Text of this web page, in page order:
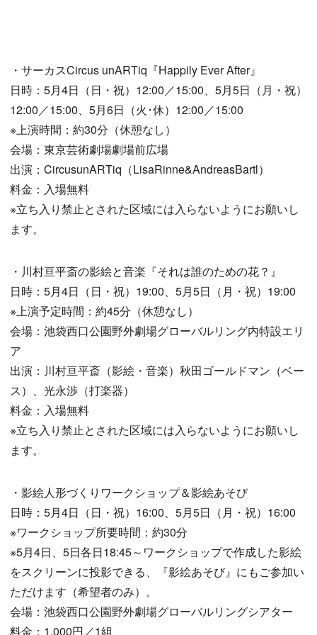
・サーカスCircus unARTiq『Happily Ever After』
日時：5月4日（日・祝）12:00／15:00、5月5日（月・祝）
12:00／15:00、5月6日（火･休）12:00／15:00
※上演時間：約30分（休憩なし）
会場：東京芸術劇場劇場前広場
出演：CircusunARTiq（LisaRinne&AndreasBartl）
料金：入場無料
※立ち入り禁止とされた区域には入らないようにお願いし
ます。
・川村亘平斎の影絵と音楽『それは誰のための花？』
日時：5月4日（日・祝）19:00、5月5日（月・祝）19:00
※上演予定時間：約45分（休憩なし）
会場：池袋西口公園野外劇場グローバルリング内特設エリ
ア
出演：川村亘平斎（影絵・音楽）秋田ゴールドマン（ベー
ス）、光永渉（打楽器）
料金：入場無料
※立ち入り禁止とされた区域には入らないようにお願いし
ます。
・影絵人形づくりワークショップ＆影絵あそび
日時：5月4日（日・祝）16:00、5月5日（月・祝）16:00
※ワークショップ所要時間：約30分
※5月4日、5日各日18:45～ワークショップで作成した影絵
をスクリーンに投影できる、『影絵あそび』にもご参加い
ただけます（希望者のみ）。
会場：池袋西口公園野外劇場グローバルリングシアター
料金：1,000円／1組